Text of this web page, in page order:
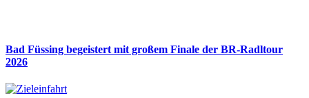
Bad Füssing begeistert mit großem Finale der BR-Radltour
2026